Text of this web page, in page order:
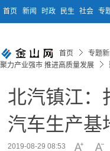
首页 新闻 时政 民生 社会 专
首页 专题新
聚力产业强市 推进高质量发展
北汽镇江：
汽车生产基
2019-08-29 08:53